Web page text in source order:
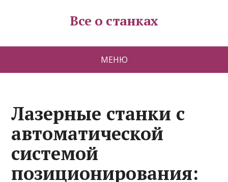
Все о станках
МЕНЮ
Лазерные станки с
автоматической
системой
позиционирования: